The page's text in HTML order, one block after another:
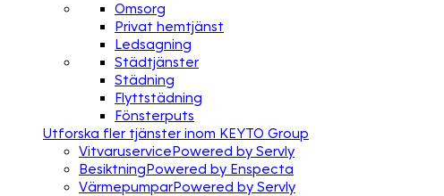
Omsorg
Privat hemtjänst
Ledsagning
Städtjänster
Städning
Flyttstädning
Fönsterputs
Utforska fler tjänster inom KEYTO Group
VitvaruservicePowered by Servly
BesiktningPowered by Enspecta
VärmepumparPowered by Servly